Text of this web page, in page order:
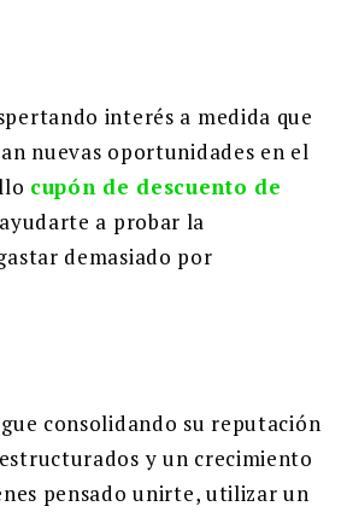
interés a medida que
nuevas oportunidades en el
cupón de descuento de
a probar la
demasiado por
consolidando su reputación
y un crecimiento
pensado unirte, utilizar un